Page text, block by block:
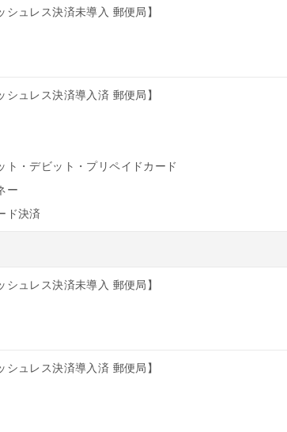
シュレス決済未導入 郵便局】
シュレス決済導入済 郵便局】
ト・デビット・プリペイドカード
ー
ド決済
シュレス決済未導入 郵便局】
シュレス決済導入済 郵便局】